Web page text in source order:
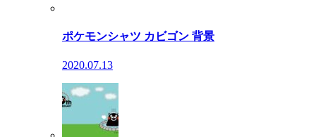
ポケモンシャツ カビゴン 背景
2020.07.13